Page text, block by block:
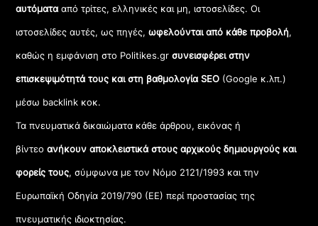
αυτόματααπό τρίτες, ελληνικές και μη, ιστοσελίδες. Οι
ιστοσελίδες αυτές, ως πηγές,ωφελούνται από κάθε προβολή,
καθώς η εμφάνιση στο Politikes.gr συνεισφέρει στην
επισκεψιμότητά τους και στη βαθμολογία SEO (Google κ.λπ.)
μέσω backlink κοκ.
Τα πνευματικά δικαιώματα κάθε άρθρου, εικόνας ή
βίντεοανήκουν αποκλειστικά στους αρχικούς δημιουργούς και
φορείς τους, σύμφωνα με τον Νόμο 2121/1993 και την
Ευρωπαϊκή Οδηγία 2019/790 (ΕΕ) περί προστασίας της
πνευματικής ιδιοκτησίας.